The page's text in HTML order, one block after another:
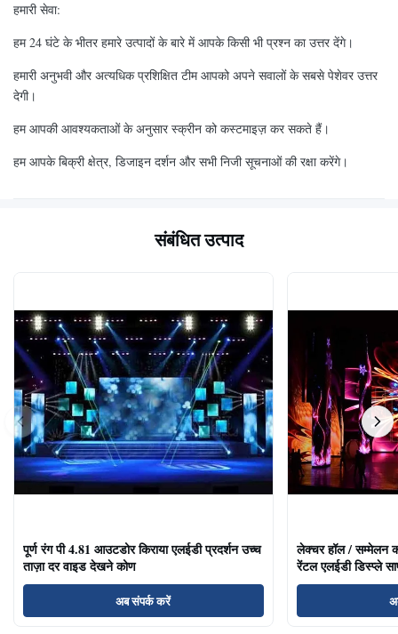
हमारी सेवा:
हम 24 घंटे के भीतर हमारे उत्पादों के बारे में आपके किसी भी प्रश्न का उत्तर देंगे।
हमारी अनुभवी और अत्यधिक प्रशिक्षित टीम आपको अपने सवालों के सबसे पेशेवर उत्तर
देगी।
हम आपकी आवश्यकताओं के अनुसार स्क्रीन को कस्टमाइज़ कर सकते हैं।
हम आपके बिक्री क्षेत्र, डिजाइन दर्शन और सभी निजी सूचनाओं की रक्षा करेंगे।
संबंधित उत्पाद
पूर्ण रंग पी 4.81 आउटडोर किराया एलईडी प्रदर्शन उच्च
ताज़ा दर वाइड देखने कोण
अब संपर्क करें
लेक्चर हॉल / सम्मेलन
रेंटल एलईडी डिस्प्ले